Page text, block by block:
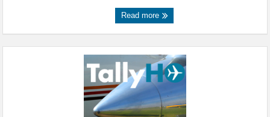
Read more